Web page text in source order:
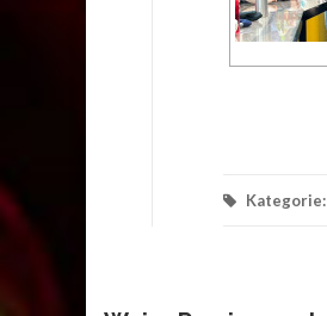
Kategorie: